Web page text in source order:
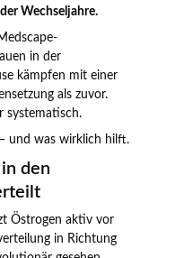
Wechseljahre.
in der
kämpfen mit einer
als zuvor.
systematisch.
und was wirklich hilft.
den
Östrogen aktiv vor
in Richtung